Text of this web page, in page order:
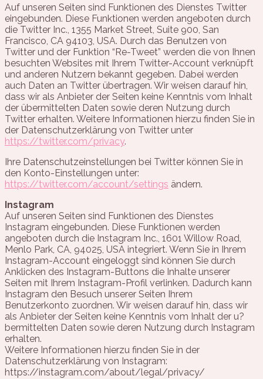
Auf unseren Seiten sind Funktionen des Dienstes Twitter
eingebunden. Diese Funktionen werden angeboten durch
die Twitter Inc., 1355 Market Street, Suite 900, San
Francisco, CA 94103, USA. Durch das Benutzen von
Twitter und der Funktion “Re-Tweet” werden die von Ihnen
besuchten Websites mit Ihrem Twitter-Account verknüpft
und anderen Nutzern bekannt gegeben. Dabei werden
auch Daten an Twitter übertragen. Wir weisen darauf hin,
dass wir als Anbieter der Seiten keine Kenntnis vom Inhalt
der übermittelten Daten sowie deren Nutzung durch
Twitter erhalten. Weitere Informationen hierzu finden Sie in
der Datenschutzerklärung von Twitter unter
https://twitter.com/privacy.
Ihre Datenschutzeinstellungen bei Twitter können Sie in
den Konto-Einstellungen unter:
https://twitter.com/account/settings ändern.
Instagram
Auf unseren Seiten sind Funktionen des Dienstes
Instagram eingebunden. Diese Funktionen werden
angeboten durch die Instagram Inc., 1601 Willow Road,
Menlo Park, CA, 94025, USA integriert. Wenn Sie in Ihrem
Instagram-Account eingeloggt sind können Sie durch
Anklicken des Instagram-Buttons die Inhalte unserer
Seiten mit Ihrem Instagram-Profil verlinken. Dadurch kann
Instagram den Besuch unserer Seiten Ihrem
Benutzerkonto zuordnen. Wir weisen darauf hin, dass wir
als Anbieter der Seiten keine Kenntnis vom Inhalt der u?
bermittelten Daten sowie deren Nutzung durch Instagram
erhalten.
Weitere Informationen hierzu finden Sie in der
Datenschutzerklärung von Instagram:
https://instagram.com/about/legal/privacy/